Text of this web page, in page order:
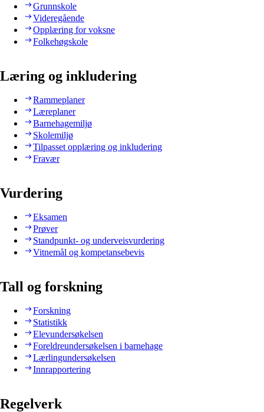
Grunnskole
Videregående
Opplæring for voksne
Folkehøgskole
Læring og inkludering
Rammeplaner
Læreplaner
Barnehagemiljø
Skolemiljø
Tilpasset opplæring og inkludering
Fravær
Vurdering
Eksamen
Prøver
Standpunkt- og underveisvurdering
Vitnemål og kompetansebevis
Tall og forskning
Forskning
Statistikk
Elevundersøkelsen
Foreldreundersøkelsen i barnehage
Lærlingundersøkelsen
Innrapportering
Regelverk